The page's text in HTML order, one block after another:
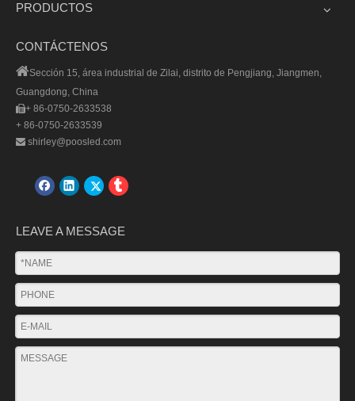
PRODUCTOS
CONTÁCTENOS
Sección 15, área industrial de Zilai, distrito de Pengjiang, Jiangmen,
Guangdong, China
+ 86-0750-2633538
+ 86-0750-2633539
 shirley@poosled.com
LEAVE A MESSAGE